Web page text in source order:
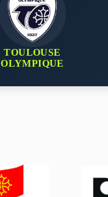
TOULOUSE
OLYMPIQUE